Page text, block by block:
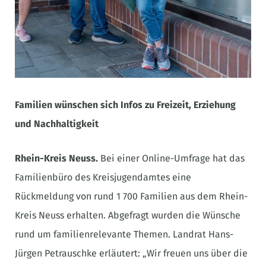
Familien wünschen sich Infos zu Freizeit, Erziehung
und Nachhaltigkeit
Rhein-Kreis Neuss. Bei einer Online-Umfrage hat das
Familienbüro des Kreisjugendamtes eine
Rückmeldung von rund 1 700 Familien aus dem Rhein-
Kreis Neuss erhalten. Abgefragt wurden die Wünsche
rund um familienrelevante Themen. Landrat Hans-
Jürgen Petrauschke erläutert: „Wir freuen uns über die